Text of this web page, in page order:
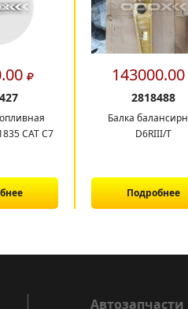
CAT C7
143000.00
2818488
Балка
D6RIII/T
Подробнее
Автозапчасти